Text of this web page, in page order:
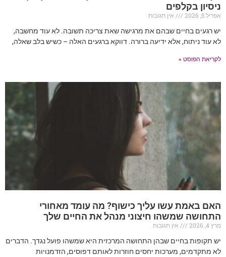
ניסיון בקלפים
אפריל 5, 2026
אין תגובות
יש רגעים בחיים שבהם את מרגישה שאת צריכה תשובה. לא עוד מחשבה,
לא עוד ניתוח, אלא ידיעה ברורה. דווקא ברגעים האלה – כשיש בלב שאלה,
לקריאת הפוסט »
האם באמת עשו עליך כישוף? מה עומד מאחורי
התחושה שמשהו חיצוני מנהל את החיים שלך
מרץ 4, 2026
אין תגובות
יש תקופות בחיים שבהן התחושה המרכזית היא שמשהו פועל נגדך. הדברים
לא מתקדמים, מערכות יחסים חוזרות לאותם דפוסים, הזדמנויות